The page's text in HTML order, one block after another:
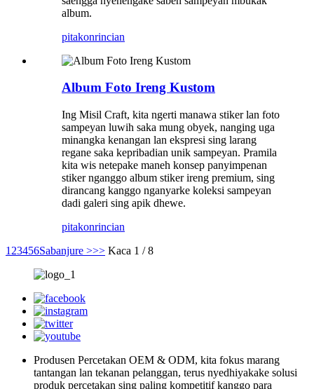
album.
pitakonrincian
Album Foto Ireng Kustom
Ing Misil Craft, kita ngerti manawa stiker lan foto
sampeyan luwih saka mung obyek, nanging uga
minangka kenangan lan ekspresi sing larang
regane saka kepribadian unik sampeyan. Pramila
kita wis netepake maneh konsep panyimpenan
stiker nganggo album stiker ireng premium, sing
dirancang kanggo nganyarke koleksi sampeyan
dadi galeri sing apik dhewe.
pitakonrincian
1 23456Sabanjure >>> Kaca 1 / 8
Produsen Percetakan OEM & ODM, kita fokus marang
tantangan lan tekanan pelanggan, terus nyedhiyakake solusi
produk percetakan sing paling kompetitif kanggo para